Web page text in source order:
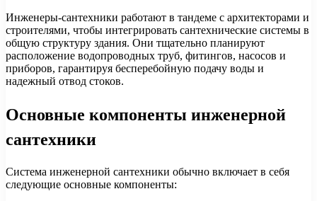
Инженеры-сантехники работают в тандеме с архитекторами и
строителями, чтобы интегрировать сантехнические системы в
общую структуру здания. Они тщательно планируют
расположение водопроводных труб, фитингов, насосов и
приборов, гарантируя бесперебойную подачу воды и
надежный отвод стоков.
Основные компоненты инженерной
сантехники
Система инженерной сантехники обычно включает в себя
следующие основные компоненты: